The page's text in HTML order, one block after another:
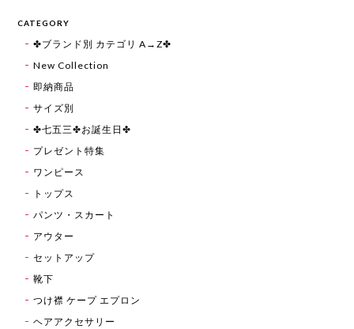
CATEGORY
✤ブランド別 カテゴリ A→Z✤
New Collection
即納商品
サイズ別
✤七五三✤お誕生日✤
プレゼント特集
ワンピース
トップス
パンツ・スカート
アウター
セットアップ
靴下
つけ襟 ケープ エプロン
ヘアアクセサリー